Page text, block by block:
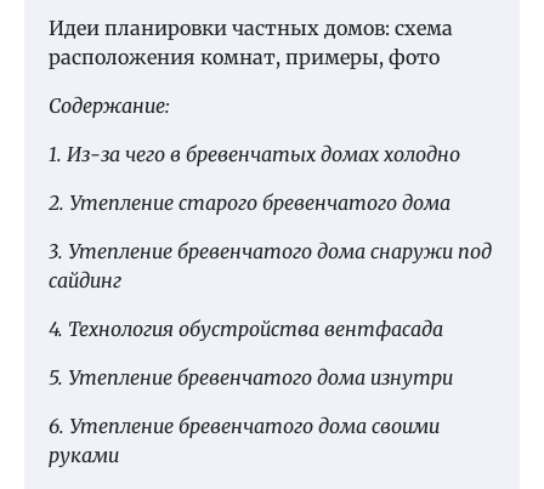
Идеи планировки частных домов: схема
расположения комнат, примеры, фото
Содержание:
1. Из-за чего в бревенчатых домах холодно
2. Утепление старого бревенчатого дома
3. Утепление бревенчатого дома снаружи под
сайдинг
4. Технология обустройства вентфасада
5. Утепление бревенчатого дома изнутри
6. Утепление бревенчатого дома своими
руками